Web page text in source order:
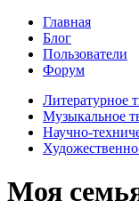
Главная
Блог
Пользователи
Форум
Литературное
Музыкальное
Научно-
Моя